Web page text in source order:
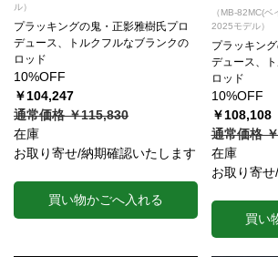
ル）
プラッキングの鬼・正影雅樹氏プロ
デュース、トルクフルなブランクの
ロッド
10%OFF
￥104,247
通常価格 ￥115,830
在庫
お取り寄せ/納期確認いたします
買い物かごへ入れる
（MB-82MC(
2025モデル）
プラッキン
デュース、
ロッド
10%OFF
￥108,108
通常価格
在庫
お取り寄
買い